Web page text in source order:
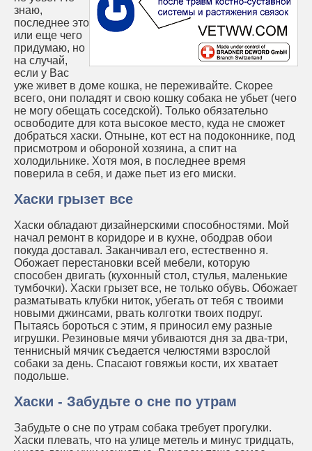
знаю,
последнее это
или еще чего
придумаю, но
на случай,
если у Вас
уже живет в доме кошка, не переживайте. Скорее
всего, они поладят и свою кошку собака не убьет (чего
не могу обещать соседской). Только обязательно
освободите для кота высокое место, куда не сможет
добраться хаски. Отныне, кот ест на подоконнике, под
присмотром и обороной хозяина, а спит на
холодильнике. Хотя моя, в последнее время
поверила в себя, и даже пьет из его миски.
Хаски грызет все
Хаски обладают дизайнерскими способностями. Мой
начал ремонт в коридоре и в кухне, ободрав обои
покуда доставал. Заканчивал его, естественно я.
Обожает перестановки всей мебели, которую
способен двигать (кухонный стол, стулья, маленькие
тумбочки). Хаски грызет все, не только обувь. Обожает
разматывать клубки ниток, убегать от тебя с твоими
новыми джинсами, рвать колготки твоих подруг.
Пытаясь бороться с этим, я приносил ему разные
игрушки. Резиновые мячи убиваются дня за два-три,
теннисный мячик съедается челюстями взрослой
собаки за день. Спасают говяжьи кости, их хватает
подольше.
Хаски - Забудьте о сне по утрам
Забудьте о сне по утрам собака требует прогулки.
Хаски плевать, что на улице метель и минус тридцать,